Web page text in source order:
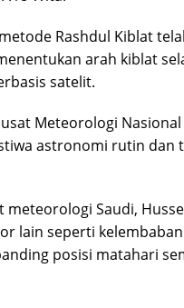
Rashdul Kiblat
arah kiblat
satelit.
Meteorologi
astronomi rutin dan
meteorologi Saudi,
lain seperti
posisi matahari